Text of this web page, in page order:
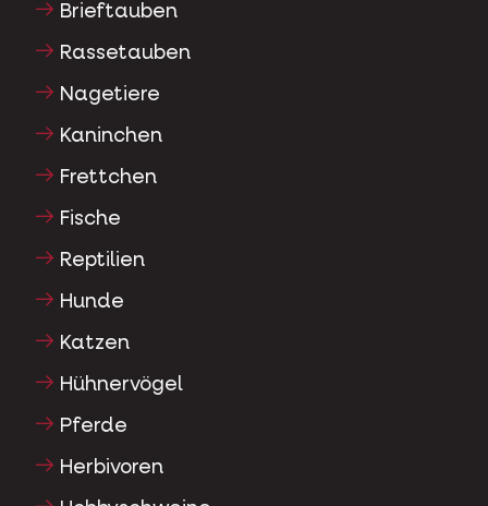
Brieftauben
Rassetauben
Nagetiere
Kaninchen
Frettchen
Fische
Reptilien
Hunde
Katzen
Hühnervögel
Pferde
Herbivoren